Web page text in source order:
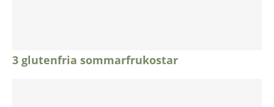
3 glutenfria sommarfrukostar